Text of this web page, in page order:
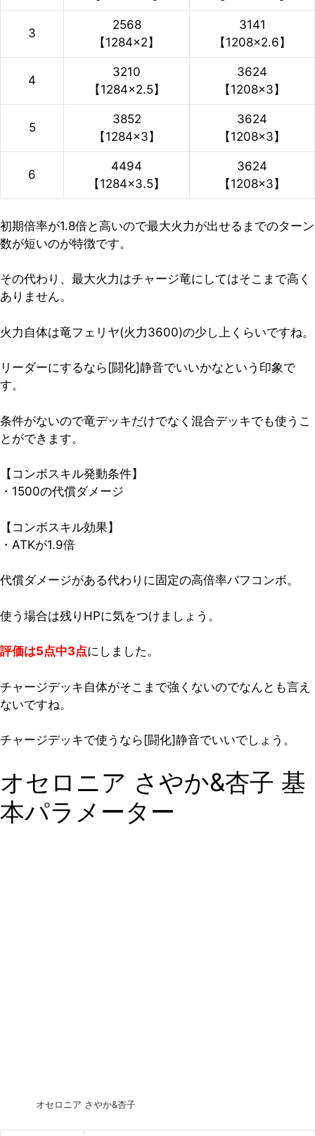
3
2568
【1284×2】
3141
【1208×2.6】
4
3210
【1284×2.5】
3624
【1208×3】
5
3852
【1284×3】
3624
【1208×3】
6
4494
【1284×3.5】
3624
【1208×3】
初期倍率が1.8倍と高いので最大火力が出せるまでのターン
数が短いのが特徴です。
その代わり、最大火力はチャージ竜にしてはそこまで高く
ありません。
火力自体は竜フェリヤ(火力3600)の少し上くらいですね。
リーダーにするなら[闘化]静音でいいかなという印象で
す。
条件がないので竜デッキだけでなく混合デッキでも使うこ
とができます。
【コンボスキル発動条件】
・1500の代償ダメージ
【コンボスキル効果】
・ATKが1.9倍
代償ダメージがある代わりに固定の高倍率バフコンボ。
使う場合は残りHPに気をつけましょう。
評価は5点中3点にしました。
チャージデッキ自体がそこまで強くないのでなんとも言え
ないですね。
チャージデッキで使うなら[闘化]静音でいいでしょう。
オセロニア さやか&杏子 基
本パラメーター
オセロニア さやか&杏子